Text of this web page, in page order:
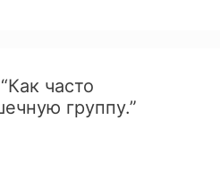
часто
группу.”